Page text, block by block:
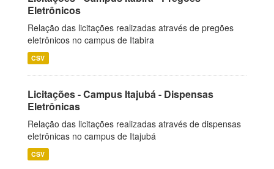
Eletrônicos
Relação das licitações realizadas através de pregões
eletrônicos no campus de Itabira
CSV
Licitações - Campus Itajubá - Dispensas
Eletrônicas
Relação das licitações realizadas através de dispensas
eletrônicas no campus de Itajubá
CSV